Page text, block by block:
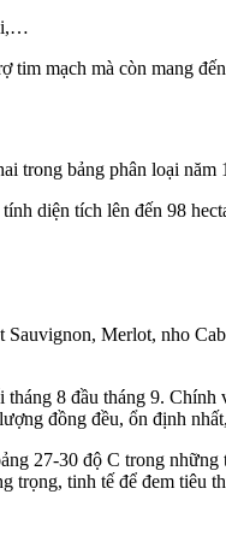
tim mạch mà còn mang
trong bảng phân loại năm
diện tích lên đến 98
Merlot, nho
8 đầu tháng 9.
đồng đều, ổn định
27-30 độ C trong
trọng, tinh tế để đem tiêu